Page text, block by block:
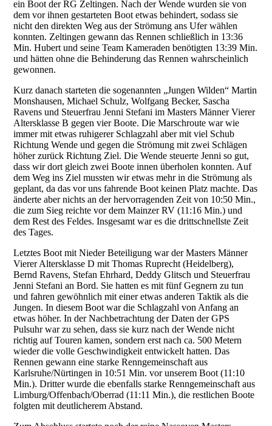
ein Boot der RG Zeltingen. Nach der Wende wurden sie von
dem vor ihnen gestarteten Boot etwas behindert, sodass sie
nicht den direkten Weg aus der Strömung ans Ufer wählen
konnten. Zeltingen gewann das Rennen schließlich in 13:36
Min. Hubert und seine Team Kameraden benötigten 13:39 Min.
und hätten ohne die Behinderung das Rennen wahrscheinlich
gewonnen.
Kurz danach starteten die sogenannten „Jungen Wilden“ Martin
Monshausen, Michael Schulz, Wolfgang Becker, Sascha
Ravens und Steuerfrau Jenni Stefani im Masters Männer Vierer
Altersklasse B gegen vier Boote. Die Marschroute war wie
immer mit etwas ruhigerer Schlagzahl aber mit viel Schub
Richtung Wende und gegen die Strömung mit zwei Schlägen
höher zurück Richtung Ziel. Die Wende steuerte Jenni so gut,
dass wir dort gleich zwei Boote innen überholen konnten. Auf
dem Weg ins Ziel mussten wir etwas mehr in die Strömung als
geplant, da das vor uns fahrende Boot keinen Platz machte. Das
änderte aber nichts an der hervorragenden Zeit von 10:50 Min.,
die zum Sieg reichte vor dem Mainzer RV (11:16 Min.) und
dem Rest des Feldes. Insgesamt war es die drittschnellste Zeit
des Tages.
Letztes Boot mit Nieder Beteiligung war der Masters Männer
Vierer Altersklasse D mit Thomas Ruprecht (Heidelberg),
Bernd Ravens, Stefan Ehrhard, Deddy Glitsch und Steuerfrau
Jenni Stefani an Bord. Sie hatten es mit fünf Gegnern zu tun
und fahren gewöhnlich mit einer etwas anderen Taktik als die
Jungen. In diesem Boot war die Schlagzahl von Anfang an
etwas höher. In der Nachbetrachtung der Daten der GPS
Pulsuhr war zu sehen, dass sie kurz nach der Wende nicht
richtig auf Touren kamen, sondern erst nach ca. 500 Metern
wieder die volle Geschwindigkeit entwickelt hatten. Das
Rennen gewann eine starke Renngemeinschaft aus
Karlsruhe/Nürtingen in 10:51 Min. vor unserem Boot (11:10
Min.). Dritter wurde die ebenfalls starke Renngemeinschaft aus
Limburg/Offenbach/Oberrad (11:11 Min.), die restlichen Boote
folgten mit deutlicherem Abstand.